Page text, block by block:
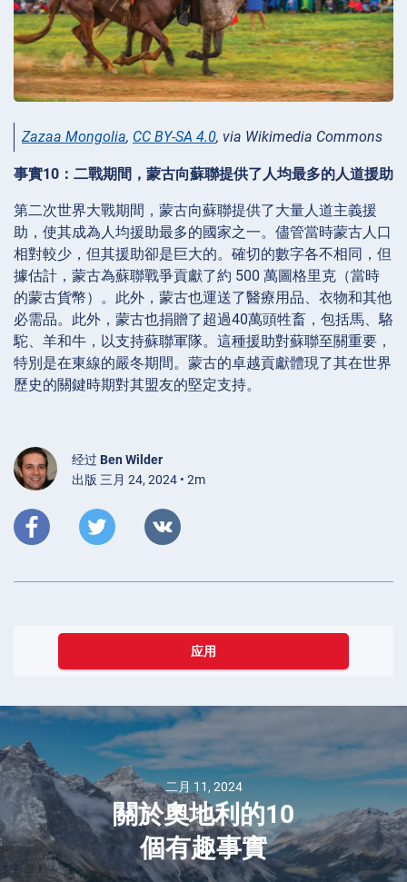
Zazaa Mongolia, CC BY-SA 4.0, via Wikimedia Commons
事實10：二戰期間，蒙古向蘇聯提供了人均最多的人道援助
第二次世界大戰期間，蒙古向蘇聯提供了大量人道主義援
助，使其成為人均援助最多的國家之一。儘管當時蒙古人口
相對較少，但其援助卻是巨大的。確切的數字各不相同，但
據估計，蒙古為蘇聯戰爭貢獻了約 500 萬圖格里克（當時
的蒙古貨幣）。此外，蒙古也運送了醫療用品、衣物和其他
必需品。此外，蒙古也捐贈了超過40萬頭牲畜，包括馬、駱
駝、羊和牛，以支持蘇聯軍隊。這種援助對蘇聯至關重要，
特別是在東線的嚴冬期間。蒙古的卓越貢獻體現了其在世界
歷史的關鍵時期對其盟友的堅定支持。
经过 Ben Wilder
出版 三月 24, 2024 • 2m
应用
二月 11, 2024
關於奧地利的10
個有趣事實